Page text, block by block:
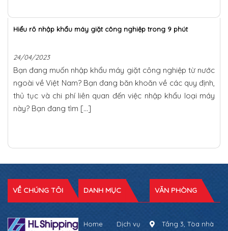
Hiểu rõ nhập khẩu máy giặt công nghiệp trong 9 phút
24/04/2023
Bạn đang muốn nhập khẩu máy giặt công nghiệp từ nước
ngoài về Việt Nam? Bạn đang băn khoăn về các quy định,
thủ tục và chi phí liên quan đến việc nhập khẩu loại máy
này? Bạn đang tìm […]
VỀ CHÚNG TÔI DANH MỤC
Home
Dịch vụ
VĂN PHÒNG
Tầng 3, Tòa nhà